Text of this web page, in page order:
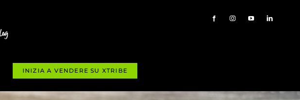
INIZIA A VENDERE SU XTRIBE